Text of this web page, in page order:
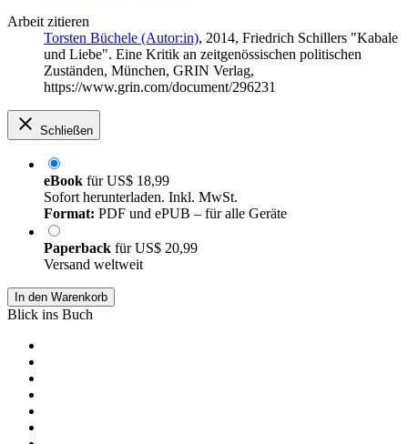
Arbeit zitieren
Torsten Büchele (Autor:in), 2014, Friedrich Schillers "Kabale
und Liebe". Eine Kritik an zeitgenössischen politischen
Zuständen, München, GRIN Verlag,
https://www.grin.com/document/296231
Schließen
eBook fürUS$ 18,99
Sofort herunterladen. Inkl. MwSt.
Format: PDF und ePUB – für alle Geräte
Paperback fürUS$ 20,99
Versand weltweit
In den Warenkorb
Blick ins Buch